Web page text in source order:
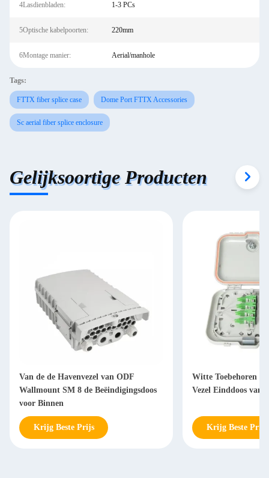
4Lasdienbladen: 1-3 PCs
5Optische kabelpoorten: 220mm
6Montage manier: Aerial/manhole
Tags:
FTTX fiber splice case Dome Port FTTX Accessories
Sc aerial fiber splice enclosure
Gelijksoortige Producten
Van de de Havenvezel van ODF
Wallmount SM 8 de Beëindigingsdoos
voor Binnen
Krijg Beste Prijs
Witte Toebehoren 6
Vezel Einddoos van
Krijg Beste Prijs